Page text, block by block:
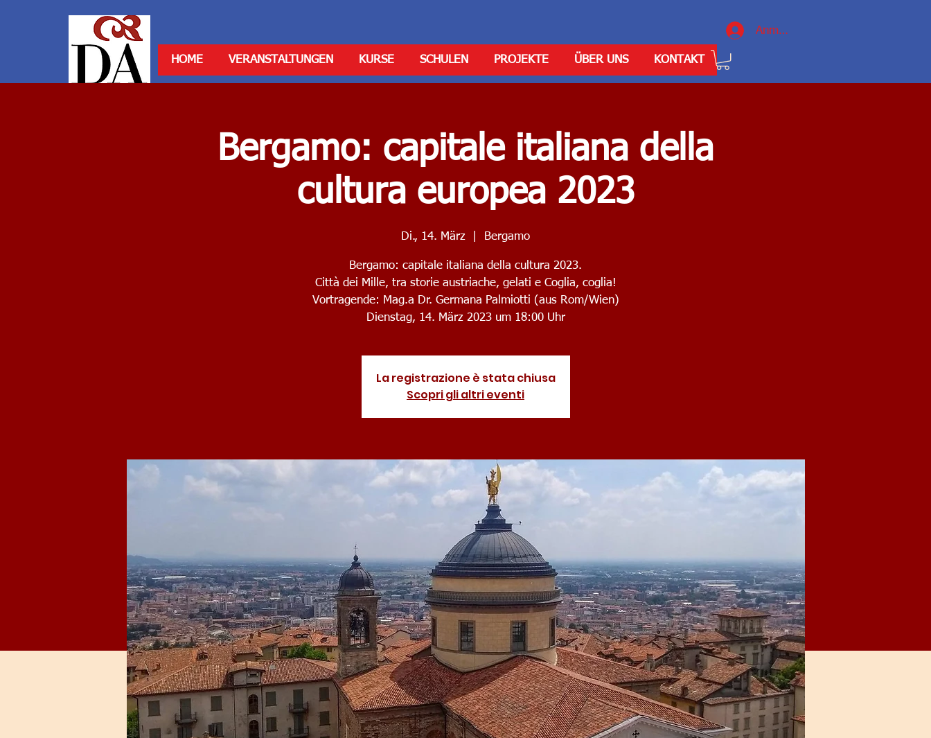
Anmelden
HOME VERANSTALTUNGEN KURSE SCHULEN PROJEKTE ÜBER UNS KONTAKT
Bergamo: capitale italiana della
cultura europea 2023
Di., 14. März Bergamo
Bergamo: capitale italiana della cultura 2023.
Città dei Mille, tra storie austriache, gelati e Coglia, coglia!
Vortragende: Mag.a Dr. Germana Palmiotti (aus Rom/Wien)
Dienstag, 14. März 2023 um 18:00 Uhr
La registrazione è stata chiusa
Scopri gli altri eventi